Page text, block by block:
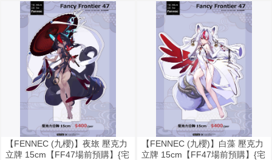
【FENNEC (九櫻)】夜玈 壓克力
立牌 15cm【FF47場前預購】{宅
【FENNEC (九櫻)】白藻 壓克力
立牌 15cm【FF47場前預購】{宅